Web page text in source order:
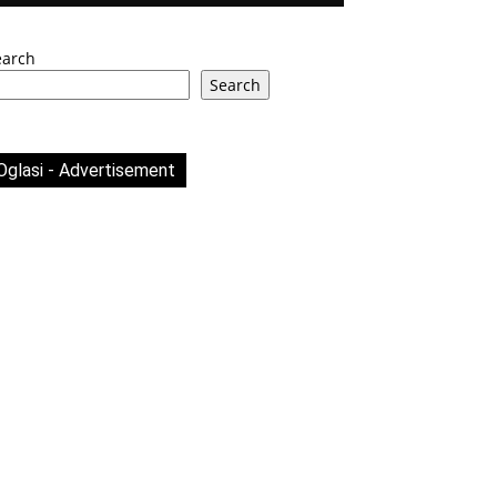
Search
- Advertisement